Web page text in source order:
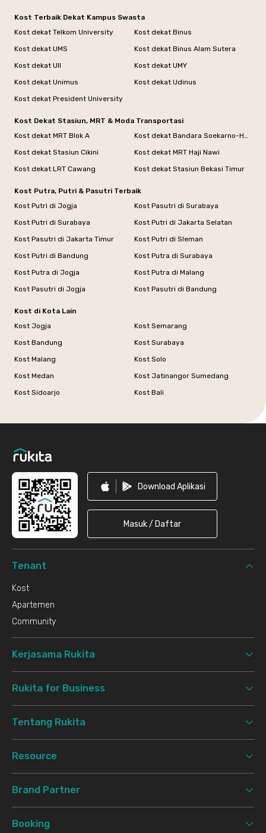
Kost Terbaik Dekat Kampus Swasta
Kost dekat Telkom University
Kost dekat Binus
Kost dekat UMS
Kost dekat Binus Alam Sutera
Kost dekat UII
Kost dekat UMY
Kost dekat Unimus
Kost dekat Udinus
Kost dekat President University
Kost Dekat Stasiun, MRT & Moda Transportasi
Kost dekat MRT Blok A
Kost dekat Bandara Soekarno-Hatta
Kost dekat Stasiun Cikini
Kost dekat MRT Haji Nawi
Kost dekat LRT Cawang
Kost dekat Stasiun Bekasi Timur
Kost Putra, Putri & Pasutri Terbaik
Kost Putri di Jogja
Kost Pasutri di Surabaya
Kost Putri di Surabaya
Kost Putri di Jakarta Selatan
Kost Pasutri di Jakarta Timur
Kost Putri di Sleman
Kost Putri di Bandung
Kost Putra di Surabaya
Kost Putra di Jogja
Kost Putra di Malang
Kost Pasutri di Jogja
Kost Pasutri di Bandung
Kost di Kota Lain
Kost Jogja
Kost Semarang
Kost Bandung
Kost Surabaya
Kost Malang
Kost Solo
Kost Medan
Kost Jatinangor Sumedang
Kost Sidoarjo
Kost Bali
Download Aplikasi
Masuk / Daftar
Tenant
Kost
Apartemen
Community
Kerjasama Rukita
Rukita for Business
Tentang Rukita
Resource
Brand Partner
Booking